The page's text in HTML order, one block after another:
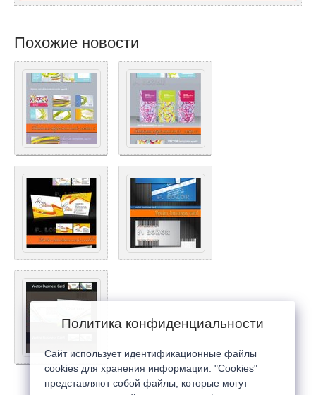
Похожие новости
Политика конфиденциальности
Сайт использует идентификационные файлы
cookies для хранения информации. "Cookies"
представляют собой файлы, которые могут